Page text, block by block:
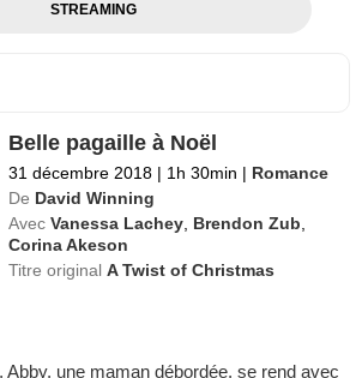
STREAMING
Belle pagaille à Noël
31 décembre 2018 | 1h 30min | Romance
De David Winning
Avec Vanessa Lachey Brendon Zub
Corina Akeson
Titre originalA Twist of Christmas
Abby, une maman débordée, se rend avec